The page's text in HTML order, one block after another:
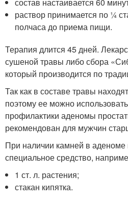
раствор принимается по ¼
полчаса до приема пищи.
Терапия длится 45 дней.
сушеной травы либо сбора
который производится по
Так как в составе травы
поэтому ее можно
профилактики аденомы
рекомендован для мужчин
При наличии камней в аденоме
специальное средство,
1 ст. л. растения;
стакан кипятка.